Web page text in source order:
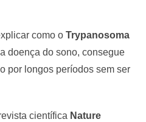
como o Trypanosoma
doença do sono, consegue
por longos períodos sem ser
científica Nature